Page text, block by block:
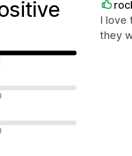
I love
they